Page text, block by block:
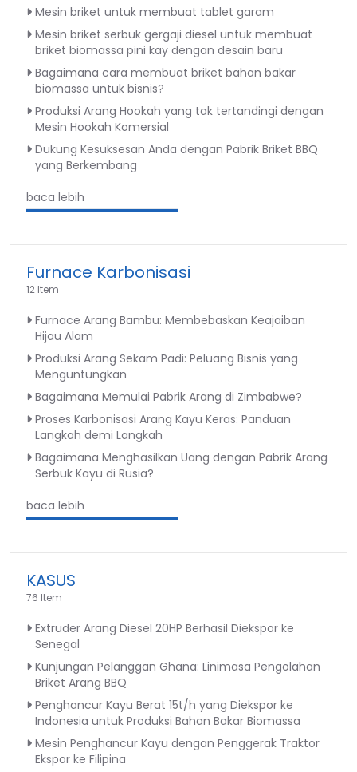
Mesin briket untuk membuat tablet garam
Mesin briket serbuk gergaji diesel untuk membuat
briket biomassa pini kay dengan desain baru
Bagaimana cara membuat briket bahan bakar
biomassa untuk bisnis?
Produksi Arang Hookah yang tak tertandingi dengan
Mesin Hookah Komersial
Dukung Kesuksesan Anda dengan Pabrik Briket BBQ
yang Berkembang
baca lebih
Furnace Karbonisasi
12 Item
Furnace Arang Bambu: Membebaskan Keajaiban
Hijau Alam
Produksi Arang Sekam Padi: Peluang Bisnis yang
Menguntungkan
Bagaimana Memulai Pabrik Arang di Zimbabwe?
Proses Karbonisasi Arang Kayu Keras: Panduan
Langkah demi Langkah
Bagaimana Menghasilkan Uang dengan Pabrik Arang
Serbuk Kayu di Rusia?
baca lebih
KASUS
76 Item
Extruder Arang Diesel 20HP Berhasil Diekspor ke
Senegal
Kunjungan Pelanggan Ghana: Linimasa Pengolahan
Briket Arang BBQ
Penghancur Kayu Berat 15t/h yang Diekspor ke
Indonesia untuk Produksi Bahan Bakar Biomassa
Mesin Penghancur Kayu dengan Penggerak Traktor
Ekspor ke Filipina